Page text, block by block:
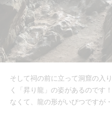
そして祠の前に立って洞窟の入
く「昇り龍」の姿があるのです
なくて、龍の形がいびつですが・